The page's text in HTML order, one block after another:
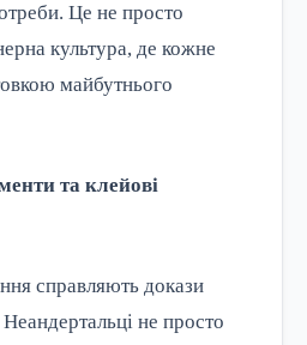
Це не просто
культура, де кожне
майбутнього
та клейові
справляють докази
не просто